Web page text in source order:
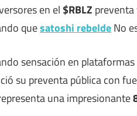
en el $RBLZ
quesatoshi rebeldeNo
sensación en
su preventa pública con
una impresionante